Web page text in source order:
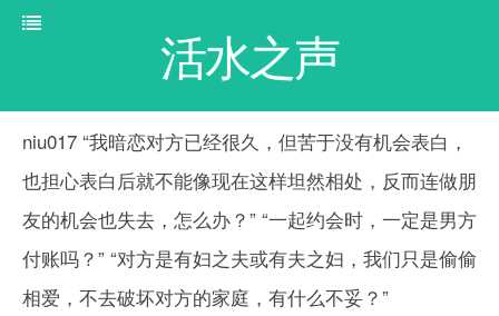
活水之声
niu017 “我暗恋对方已经很久，但苦于没有机会表白，
也担心表白后就不能像现在这样坦然相处，反而连做朋
友的机会也失去，怎么办？” “一起约会时，一定是男方
付账吗？” “对方是有妇之夫或有夫之妇，我们只是偷偷
相爱，不去破坏对方的家庭，有什么不妥？”